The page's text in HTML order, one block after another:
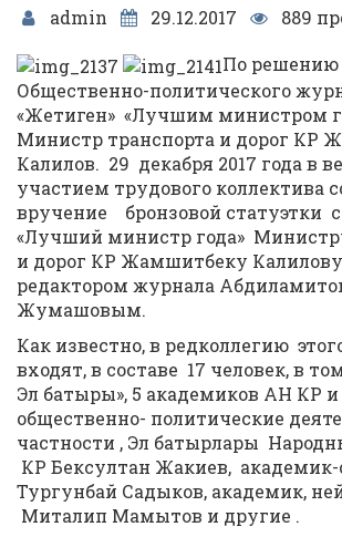
admin 29.12.2017
889
По решению
Общественно-политического
«Жетиген» «Лучшим министром
Министр транспорта и дорог КР
Калилов. 29 декабря 2017 года в
участием трудового коллектива
вручение бронзовой статуэтки
«Лучший министр года»
и дорог КР Жамшитбеку
редактором журнала
Жумашовым.
Как известно, в редколлегию
входят, в составе 17 человек, в
Эл батыры», 5 академиков АН КР
общественно- политические
частности , Эл батырлары
КР Бексултан Жакиев,
Тургунбай Садыков, академик,
Миталип Мамытов и другие .